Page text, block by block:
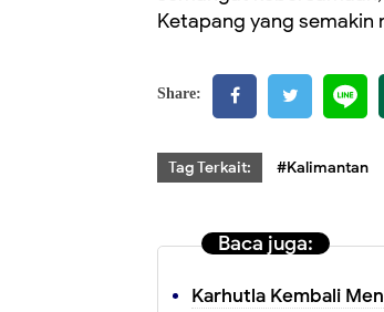
Ketapang yang semakin
Share:
Tag Terkait: #Kalimantan
Baca juga:
Karhutla Kembali